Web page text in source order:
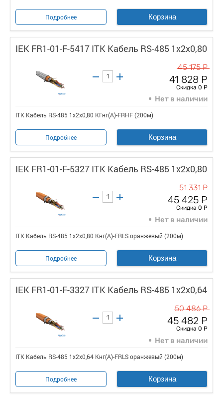
Подробнее Корзина
IEK FR1-01-F-5417 ITK Кабель RS-485 1х2х0,80
45 175 Р
41 828 Р
Скидка 0 Р
Нет в наличии
ITK Кабель RS-485 1х2х0,80 КГнг(А)-FRHF (200м)
Подробнее Корзина
IEK FR1-01-F-5327 ITK Кабель RS-485 1х2х0,80
51 331 Р
45 425 Р
Скидка 0 Р
Нет в наличии
ITK Кабель RS-485 1х2х0,80 Кнг(А)-FRLS оранжевый (200м)
Подробнее Корзина
IEK FR1-01-F-3327 ITK Кабель RS-485 1х2х0,64
50 486 Р
45 482 Р
Скидка 0 Р
Нет в наличии
ITK Кабель RS-485 1х2х0,64 Кнг(А)-FRLS оранжевый (200м)
Подробнее Корзина